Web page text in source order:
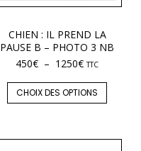
CHIEN : IL PREND LA
PAUSE B – PHOTO 3 NB
450€ – 1250€ TTC
CHOIX DES OPTIONS